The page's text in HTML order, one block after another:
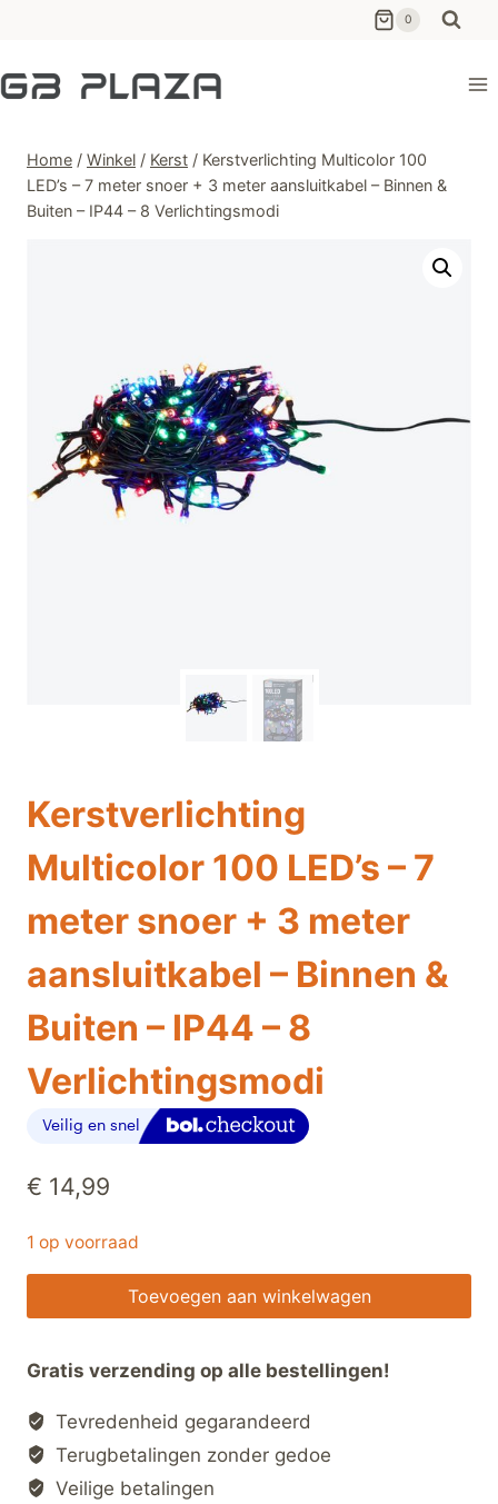
de
inhoud
0
Home / Winkel / Kerst / Kerstverlichting Multicolor 100
LED’s – 7 meter snoer + 3 meter aansluitkabel – Binnen &
Buiten – IP44 – 8 Verlichtingsmodi
Kerstverlichting
Multicolor 100 LED’s – 7
meter snoer + 3 meter
aansluitkabel – Binnen &
Buiten – IP44 – 8
Verlichtingsmodi
€ 14,99
1 op voorraad
Kerstverlichting
Multicolor
LED’s
–
7
meter
snoer
Toevoegen aan winkelwagen
Gratis verzending op alle bestellingen!
Tevredenheid gegarandeerd
Terugbetalingen zonder gedoe
Veilige betalingen